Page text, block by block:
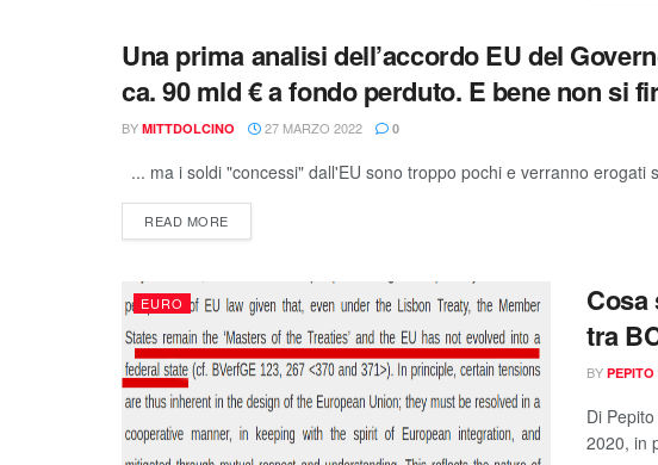
CRISI ITALIA
Una prima analisi dell’accordo EU del
ca. 90 mld € a fondo perduto. E bene non si
BY MITTDOLCINO 27 MARZO 2022 0
... ma i soldi "concessi" dall'EU sono troppo pochi e verranno erogati
READ MORE
EURO
Cosa
tra
BY
Di
2020, in